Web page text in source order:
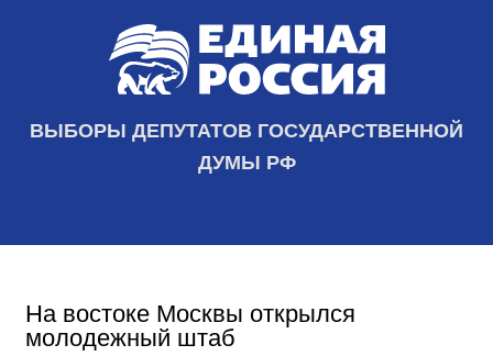
ВЫБОРЫ ДЕПУТАТОВ ГОСУДАРСТВЕННОЙ
ДУМЫ РФ
На востоке Москвы открылся
молодежный штаб